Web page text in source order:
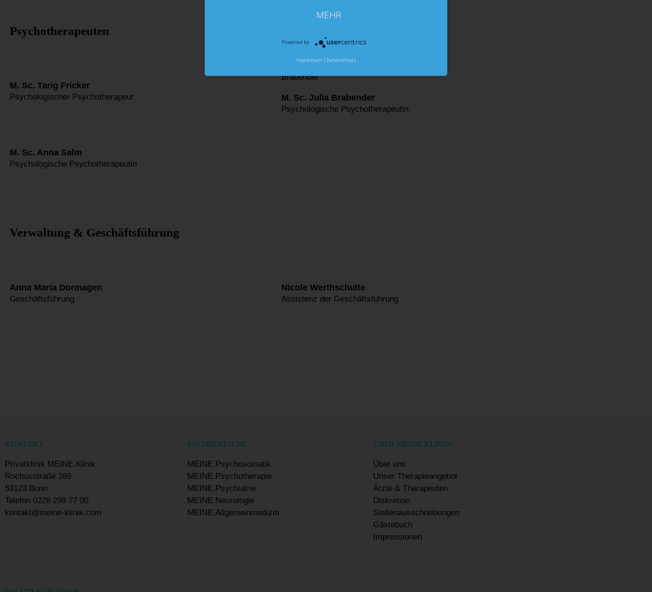
Psychotherapeuten
M. Sc. Tarig Fricker
Psychologischer Psychotherapeut
M. Sc. Anna Salm
Psychologische Psychotherapeutin
M. Sc. Julia Brabender
Psychologische Psychotherapeutin
Verwaltung & Geschäftsführung​
Anna Maria Dormagen
Geschäftsführung
Nicole Werthschulte
Assistenz der Geschäftsführung
KONTAKT
Privatklinik MEINE.Klinik
Rochusstraße 289
53123 Bonn
Telefon 0228 299 77 00
kontakt@meine-klinik.com
FACHBEREICHE
MEINE.Psychosomatik
MEINE.Psychotherapie
MEINE.Psychiatrie
MEINE.Neurologie
MEINE.Allgemeinmedizin
ÜBER MEINE.KLINIK
Über uns
Unser Therapieangebot
Ärzte & Therapeuten
Diskretion
Stellenausschreibungen
Gästebuch
Impressionen
MEHR
Powered by
Impressum Datenschutz